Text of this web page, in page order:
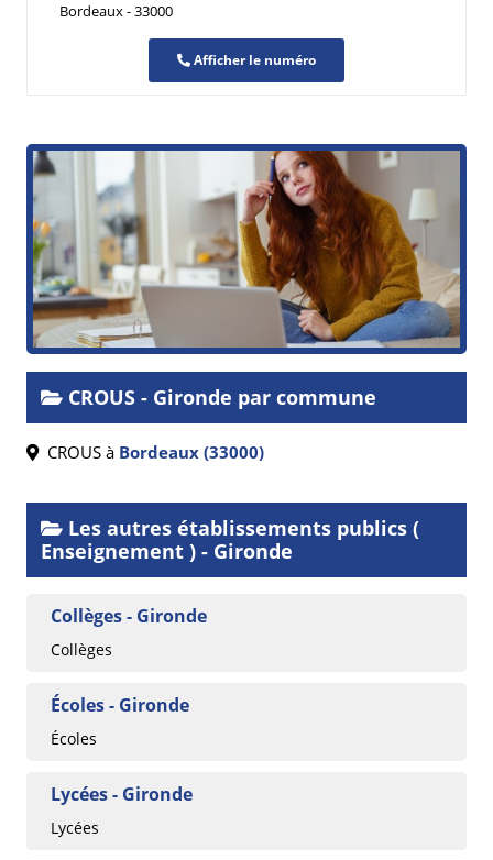
Bordeaux - 33000
Afficher le numéro
CROUS - Gironde par commune
CROUS à Bordeaux (33000)
Les autres établissements publics (
Enseignement ) - Gironde
Collèges - Gironde
Collèges
Écoles - Gironde
Écoles
Lycées - Gironde
Lycées